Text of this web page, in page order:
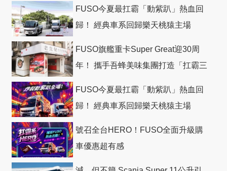
FUSO今夏最扛霸「動紫趴」熱血回
歸！ 經典車系回歸樂天桃猿主場
FUSO旗艦重卡Super Great迎30周
年！ 攜手吾蜂美味集團打造「扛霸三
FUSO今夏最扛霸「動紫趴」熱血回
歸！ 經典車系回歸樂天桃猿主場
號召全台HERO！FUSO全面升級購
車優惠超有感